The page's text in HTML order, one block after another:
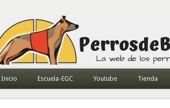
Todo sobre perros de búsqueda y detectores
Inicio Escuela-EGC Youtube Tienda